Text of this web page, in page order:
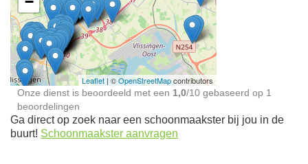
Ontdek meer ervaringen
Schoonmaakster bij
jou in de buurt
Leaflet | ©OpenStreetMapcontributors
Onze dienst is beoordeeld met een 1,0/10 gebaseerd op 1
beoordelingen
Ga direct op zoek naar een schoonmaakster bij jou in de
buurt! Schoonmaakster aanvragen